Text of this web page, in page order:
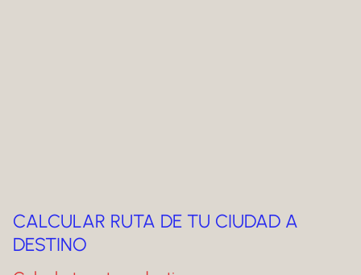
CALCULAR RUTA DE TU CIUDAD A
DESTINO